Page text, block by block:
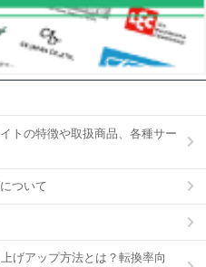
トの特徴や取扱商品、各種サー
ついて
げアップ方法とは？転換率向